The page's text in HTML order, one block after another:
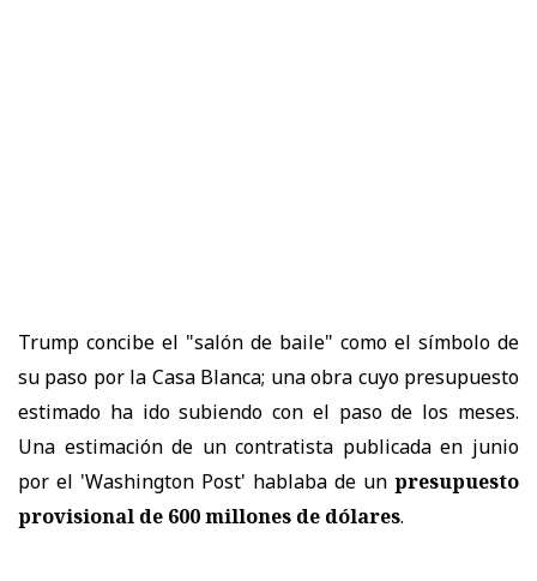
Trump concibe el "salón de baile" como el símbolo de
su paso por la Casa Blanca; una obra cuyo presupuesto
estimado ha ido subiendo con el paso de los meses.
Una estimación de un contratista publicada en junio
por el 'Washington Post' hablaba de un presupuesto
provisional de 600 millones de dólares.